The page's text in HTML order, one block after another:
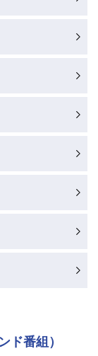
ド番組）